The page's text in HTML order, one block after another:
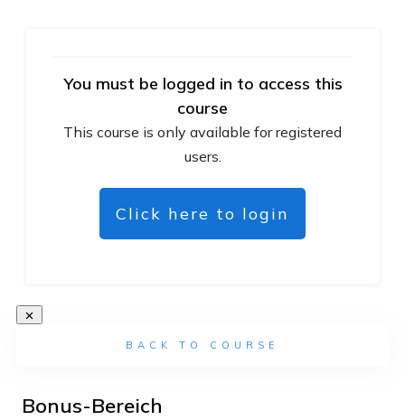
You must be logged in to access this
course
This course is only available for registered
users.
Click here to login
BACK TO COURSE
Bonus-Bereich